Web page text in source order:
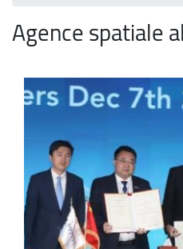
Agence spatiale